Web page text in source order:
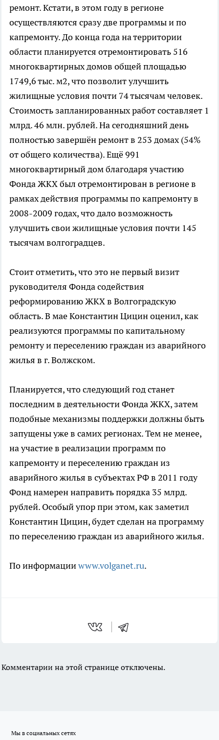
ремонт. Кстати, в этом году в регионе
осуществляются сразу две программы и по
капремонту. До конца года на территории
области планируется отремонтировать 516
многоквартирных домов общей площадью
1749,6 тыс. м2, что позволит улучшить
жилищные условия почти 74 тысячам человек.
Стоимость запланированных работ составляет 1
млрд. 46 млн. рублей. На сегодняшний день
полностью завершён ремонт в 253 домах (54%
от общего количества). Ещё 991
многоквартирный дом благодаря участию
Фонда ЖКХ был отремонтирован в регионе в
рамках действия программы по капремонту в
2008-2009 годах, что дало возможность
улучшить свои жилищные условия почти 145
тысячам волгоградцев.
Стоит отметить, что это не первый визит
руководителя Фонда содействия
реформированию ЖКХ в Волгоградскую
область. В мае Константин Цицин оценил, как
реализуются программы по капитальному
ремонту и переселению граждан из аварийного
жилья в г. Волжском.
Планируется, что следующий год станет
последним в деятельности Фонда ЖКХ, затем
подобные механизмы поддержки должны быть
запущены уже в самих регионах. Тем не менее,
на участие в реализации программ по
капремонту и переселению граждан из
аварийного жилья в субъектах РФ в 2011 году
Фонд намерен направить порядка 35 млрд.
рублей. Особый упор при этом, как заметил
Константин Цицин, будет сделан на программу
по переселению граждан из аварийного жилья.
По информацииwww.volganet.ru.
Комментарии на этой странице отключены.
Мы в социальных сетях